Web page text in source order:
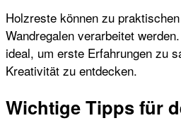
Holzreste können zu
Wandregalen verarbeitet
ideal, um erste Erfahrungen zu
Kreativität zu entdecken.
Wichtige Tipps für